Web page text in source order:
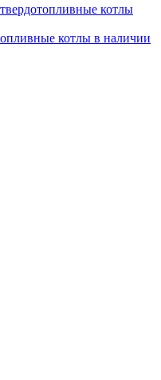
котлы
котлы в наличии